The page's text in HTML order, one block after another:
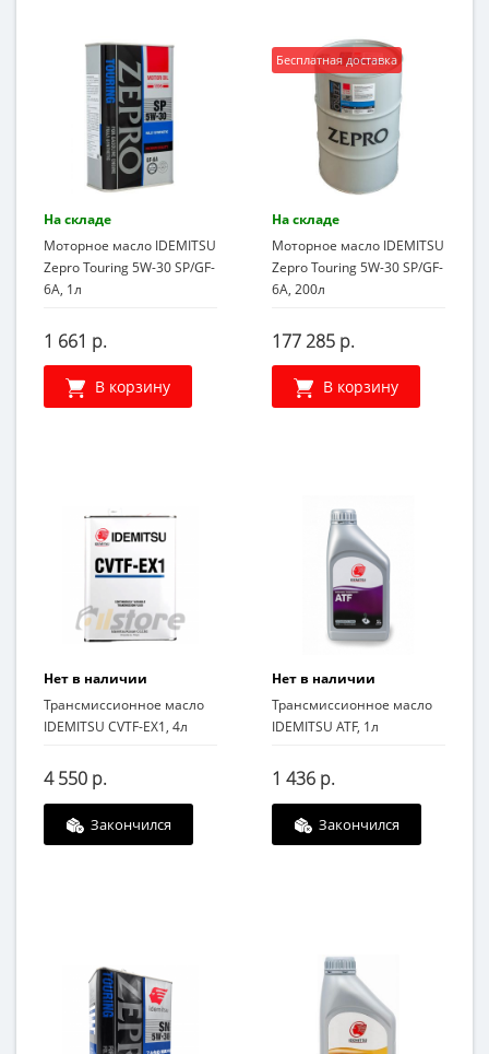
На складе
Моторное масло IDEMITSU
Zepro Touring 5W-30 SP/GF-
6A, 1л
1 661 р.
В корзину
Бесплатная доставка
На складе
Моторное масло IDEMITSU
Zepro Touring 5W-30 SP/GF-
6A, 200л
177 285 р.
В корзину
Нет в наличии
Трансмиссионное масло
IDEMITSU CVTF-EX1, 4л
4 550 р.
Закончился
Нет в наличии
Трансмиссионное масло
IDEMITSU ATF, 1л
1 436 р.
Закончился